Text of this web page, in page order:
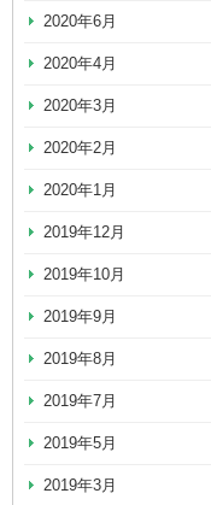
2020年6月
2020年4月
2020年3月
2020年2月
2020年1月
2019年12月
2019年10月
2019年9月
2019年8月
2019年7月
2019年5月
2019年3月